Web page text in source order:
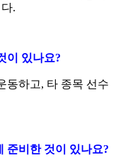
.
이 있나요?
동하고, 타 종목 선수
준비한 것이 있나요?